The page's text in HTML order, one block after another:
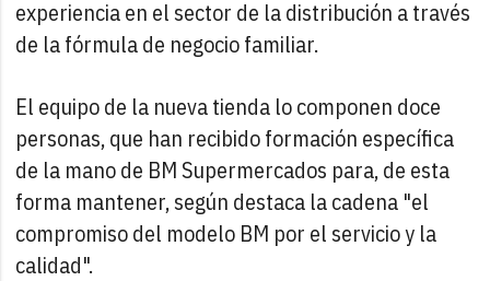
experiencia en el sector de la distribución a través
de la fórmula de negocio familiar.
El equipo de la nueva tienda lo componen doce
personas, que han recibido formación específica
de la mano de BM Supermercados para, de esta
forma mantener, según destaca la cadena "el
compromiso del modelo BM por el servicio y la
calidad".